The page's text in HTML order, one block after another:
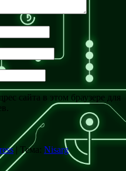
сайта в этом браузере для
| Тема: Nisarg